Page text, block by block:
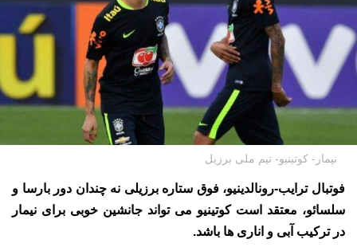
نیمار- کوتینیو- تیم ملی برزیل
فوتبال ترایب-رونالدینیو، فوق ستاره برزیلی نه چندان دور بارسا و
سلسائو، معتقد است کوتینیو می تواند جانشین خوبی برای نیمار
در ترکیب آبی و اناری ها باشد.